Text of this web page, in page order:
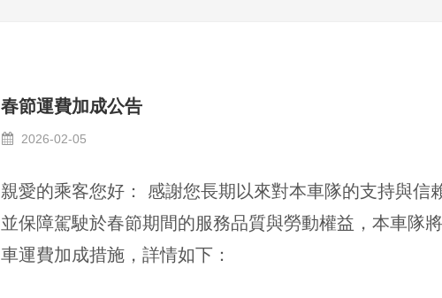
春節運費加成公告
2026-02-05
親愛的乘客您好： 感謝您長期以來對本車隊的支持與信
並保障駕駛於春節期間的服務品質與勞動權益，本車隊
車運費加成措施，詳情如下：